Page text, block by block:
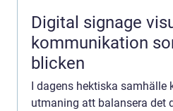
Digital signage visuell
kommunikation
blicken
I dagens hektiska samhälle
utmaning att balansera det